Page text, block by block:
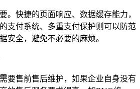
。快捷的页面响应、数据缓存能力，
支付系统、多重支付保护则可以防范
安全，避免不必要的麻烦。
要售前售后维护，如果企业自身没有